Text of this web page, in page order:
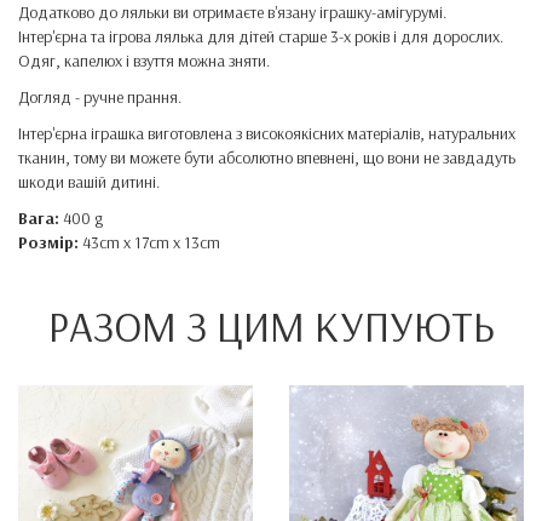
Додатково до ляльки ви отримаєте в'язану іграшку-амігурумі.
Інтер'єрна та ігрова лялька для дітей старше 3-х років і для дорослих.
Одяг, капелюх і взуття можна зняти.
Догляд - ручне прання.
Інтер'єрна іграшка виготовлена ​​з високоякісних матеріалів, натуральних
тканин, тому ви можете бути абсолютно впевнені, що вони не завдадуть
шкоди вашій дитині.
Вага: 400 g
Розмір: 43cm x 17cm x 13cm
РАЗОМ З ЦИМ КУПУЮТЬ